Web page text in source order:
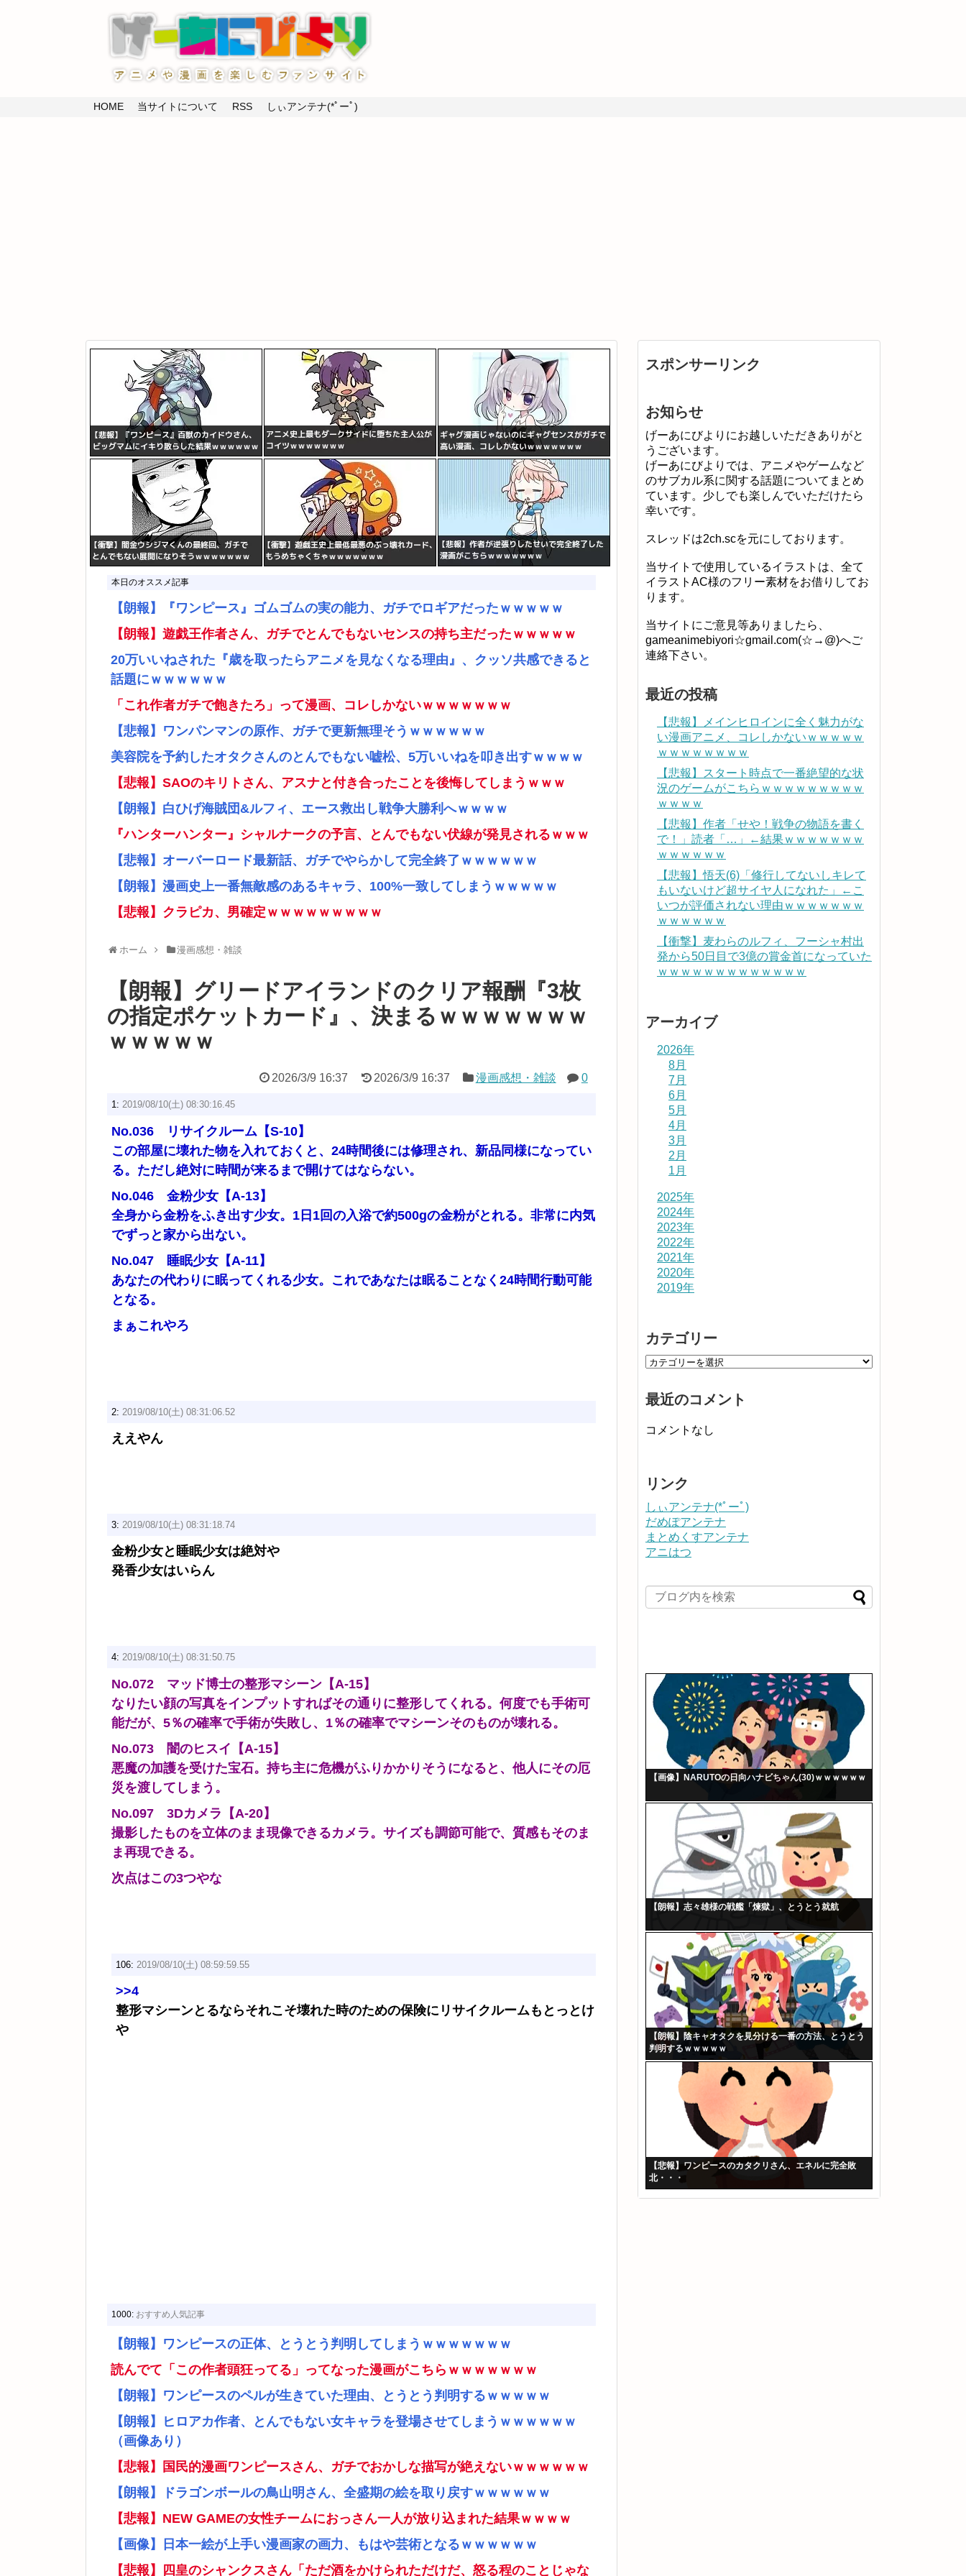
HOME 当サイトについて RSS しぃアンテナ(*ﾟーﾟ)
本日のオススメ記事
【朗報】『ワンピース』ゴムゴムの実の能力、ガチでロギアだったｗｗｗｗｗ
【朗報】遊戯王作者さん、ガチでとんでもないセンスの持ち主だったｗｗｗｗｗ
20万いいねされた『歳を取ったらアニメを見なくなる理由』、クッソ共感できると
話題にｗｗｗｗｗｗ
「これ作者ガチで飽きたろ」って漫画、コレしかないｗｗｗｗｗｗｗ
【悲報】ワンパンマンの原作、ガチで更新無理そうｗｗｗｗｗｗ
美容院を予約したオタクさんのとんでもない嘘松、5万いいねを叩き出すｗｗｗｗ
【悲報】SAOのキリトさん、アスナと付き合ったことを後悔してしまうｗｗｗ
【朗報】白ひげ海賊団&ルフィ、エース救出し戦争大勝利へｗｗｗｗ
『ハンターハンター』シャルナークの予言、とんでもない伏線が発見されるｗｗｗ
【悲報】オーバーロード最新話、ガチでやらかして完全終了ｗｗｗｗｗｗ
【朗報】漫画史上一番無敵感のあるキャラ、100%一致してしまうｗｗｗｗｗ
【悲報】クラピカ、男確定ｗｗｗｗｗｗｗｗｗ
ホーム 漫画感想・雑談
【朗報】グリードアイランドのクリア報酬『3枚
の指定ポケットカード』、決まるｗｗｗｗｗｗｗ
ｗｗｗｗｗ
2026/3/9 16:37 2026/3/9 16:37 漫画感想・雑談 0
1: 2019/08/10(土) 08:30:16.45
No.036 リサイクルーム【S-10】
この部屋に壊れた物を入れておくと、24時間後には修理され、新品同様になってい
る。ただし絶対に時間が来るまで開けてはならない。
No.046 金粉少女【A-13】
全身から金粉をふき出す少女。1日1回の入浴で約500gの金粉がとれる。非常に内気
でずっと家から出ない。
No.047 睡眠少女【A-11】
あなたの代わりに眠ってくれる少女。これであなたは眠ることなく24時間行動可能
となる。
まぁこれやろ
2: 2019/08/10(土) 08:31:06.52
ええやん
3: 2019/08/10(土) 08:31:18.74
金粉少女と睡眠少女は絶対や
発香少女はいらん
4: 2019/08/10(土) 08:31:50.75
No.072 マッド博士の整形マシーン【A-15】
なりたい顔の写真をインプットすればその通りに整形してくれる。何度でも手術可
能だが、5％の確率で手術が失敗し、1％の確率でマシーンそのものが壊れる。
No.073 闇のヒスイ【A-15】
悪魔の加護を受けた宝石。持ち主に危機がふりかかりそうになると、他人にその厄
災を渡してしまう。
No.097 3Dカメラ【A-20】
撮影したものを立体のまま現像できるカメラ。サイズも調節可能で、質感もそのま
ま再現できる。
次点はこの3つやな
106: 2019/08/10(土) 08:59:59.55
>>4
整形マシーンとるならそれこそ壊れた時のための保険にリサイクルームもとっとけ
や
1000: おすすめ人気記事
【朗報】ワンピースの正体、とうとう判明してしまうｗｗｗｗｗｗｗ
読んでて「この作者頭狂ってる」ってなった漫画がこちらｗｗｗｗｗｗｗ
【朗報】ワンピースのペルが生きていた理由、とうとう判明するｗｗｗｗｗ
【朗報】ヒロアカ作者、とんでもない女キャラを登場させてしまうｗｗｗｗｗｗ
（画像あり）
【悲報】国民的漫画ワンピースさん、ガチでおかしな描写が絶えないｗｗｗｗｗｗ
【朗報】ドラゴンボールの鳥山明さん、全盛期の絵を取り戻すｗｗｗｗｗｗ
【悲報】NEW GAMEの女性チームにおっさん一人が放り込まれた結果ｗｗｗｗ
【画像】日本一絵が上手い漫画家の画力、もはや芸術となるｗｗｗｗｗｗ
【悲報】四皇のシャンクスさん「ただ酒をかけられただけだ、怒る程のことじゃな
スポンサーリンク
お知らせ
げーあにびよりにお越しいただきありがと
うございます。
げーあにびよりでは、アニメやゲームなど
のサブカル系に関する話題についてまとめ
ています。少しでも楽しんでいただけたら
幸いです。
スレッドは2ch.scを元にしております。
当サイトで使用しているイラストは、全て
イラストAC様のフリー素材をお借りしてお
ります。
当サイトにご意見等ありましたら、
gameanimebiyori☆gmail.com(☆→@)へご
連絡下さい。
最近の投稿
【悲報】メインヒロインに全く魅力がな
い漫画アニメ、コレしかないｗｗｗｗｗ
ｗｗｗｗｗｗｗｗ
【悲報】スタート時点で一番絶望的な状
況のゲームがこちらｗｗｗｗｗｗｗｗｗ
ｗｗｗｗ
【悲報】作者「せや！戦争の物語を書く
で！」読者「…」←結果ｗｗｗｗｗｗｗ
ｗｗｗｗｗｗ
【悲報】悟天(6)「修行してないしキレて
もいないけど超サイヤ人になれた」←こ
いつが評価されない理由ｗｗｗｗｗｗｗ
ｗｗｗｗｗｗ
【衝撃】麦わらのルフィ、フーシャ村出
発から50日目で3億の賞金首になっていた
ｗｗｗｗｗｗｗｗｗｗｗｗｗ
アーカイブ
2026年
8月
7月
6月
5月
4月
3月
2月
1月
2025年
2024年
2023年
2022年
2021年
2020年
2019年
カテゴリー
最近のコメント
コメントなし
リンク
しぃアンテナ(*ﾟーﾟ)
だめぽアンテナ
まとめくすアンテナ
アニはつ
【画像】NARUTOの日向ハナビちゃん(30)ｗｗｗｗｗｗ
【朗報】志々雄様の戦艦「煉獄」、とうとう就航
【朗報】陰キャオタクを見分ける一番の方法、とうとう
判明するｗｗｗｗｗ
【悲報】ワンピースのカタクリさん、エネルに完全敗
北・・・